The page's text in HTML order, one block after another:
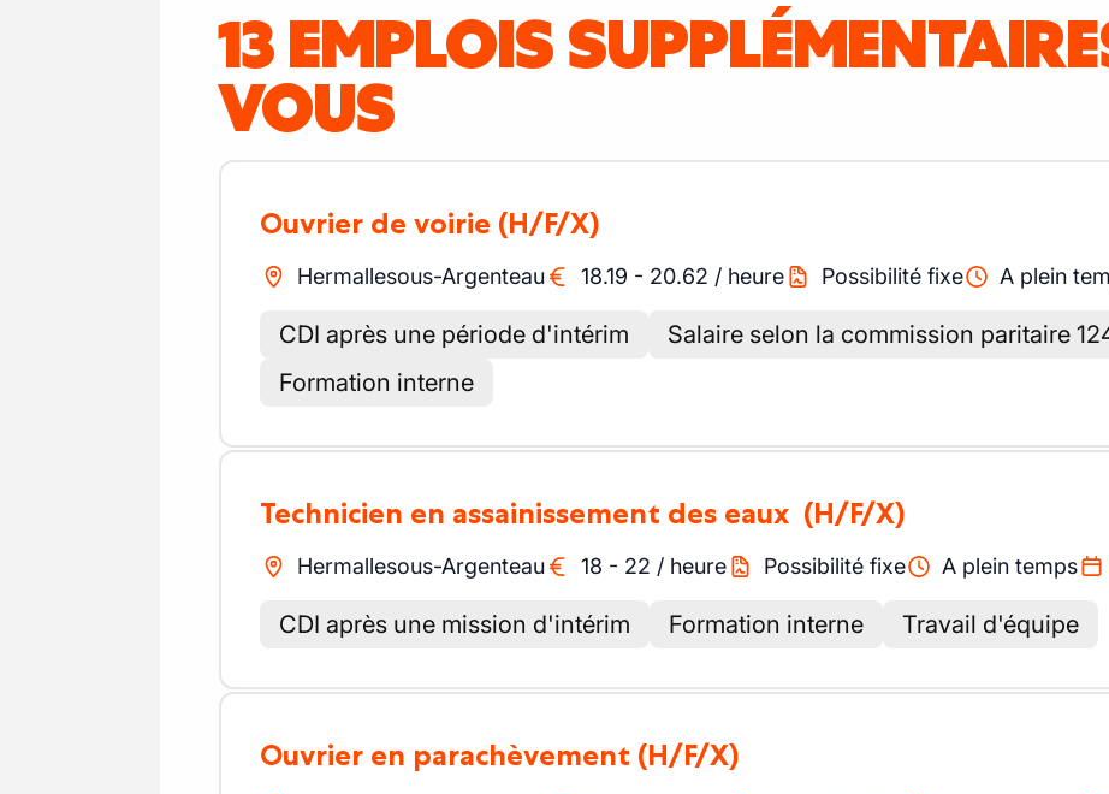
13 EMPLOIS
VOUS
Ouvrier de voirie (H/F/X)
Hermallesous-Argenteau 18.19 - 20.62 / heure Possibilité fixe A plein
CDI après une période d'intérim
Salaire selon la commission paritaire
Formation interne
Technicien en assainissement des eaux (H/F/X)
Hermallesous-Argenteau 18 - 22 / heure Possibilité fixe A plein temps
CDI après une mission d'intérim Formation interne Travail d'équipe
Ouvrier en parachèvement (H/F/X)